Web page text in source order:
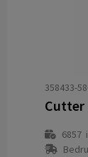
358433-
6857